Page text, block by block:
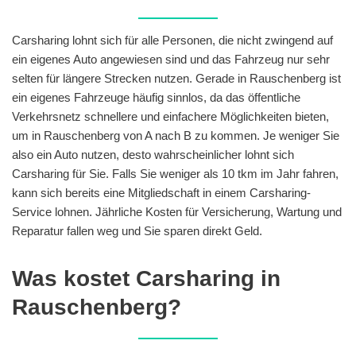
Carsharing lohnt sich für alle Personen, die nicht zwingend auf
ein eigenes Auto angewiesen sind und das Fahrzeug nur sehr
selten für längere Strecken nutzen. Gerade in Rauschenberg ist
ein eigenes Fahrzeuge häufig sinnlos, da das öffentliche
Verkehrsnetz schnellere und einfachere Möglichkeiten bieten,
um in Rauschenberg von A nach B zu kommen. Je weniger Sie
also ein Auto nutzen, desto wahrscheinlicher lohnt sich
Carsharing für Sie. Falls Sie weniger als 10 tkm im Jahr fahren,
kann sich bereits eine Mitgliedschaft in einem Carsharing-
Service lohnen. Jährliche Kosten für Versicherung, Wartung und
Reparatur fallen weg und Sie sparen direkt Geld.
Was kostet Carsharing in
Rauschenberg?